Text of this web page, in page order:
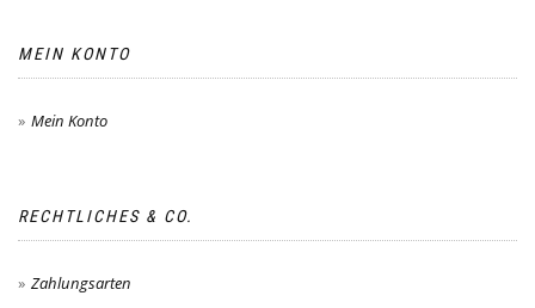
MEIN KONTO
Mein Konto
RECHTLICHES & CO.
Zahlungsarten